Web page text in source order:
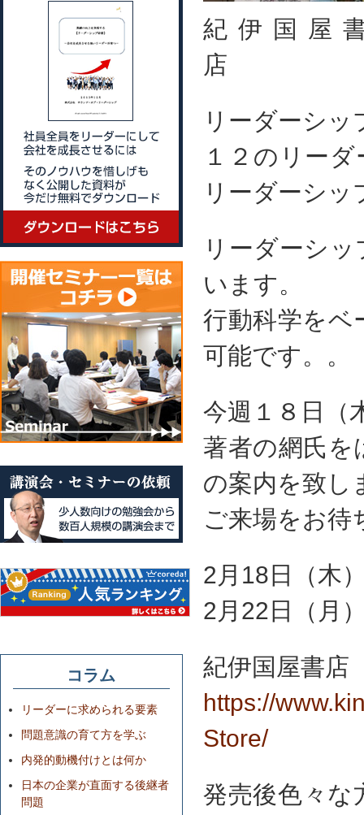
紀伊国屋
リーダーシ
１２のリー
リーダーシ
リーダーシ
います。
行動科学をベ
可能です。。
今週１８日（
著者の網氏を
の案内を致し
ご来場をお待
2月18日（木
2月22日（月
紀伊国屋書
https://
Store/
発売後色々な
コラム
リーダーに求められる要素
問題意識の育て方を学ぶ
内発的動機付けとは何か
日本の企業が直面する後継者
問題